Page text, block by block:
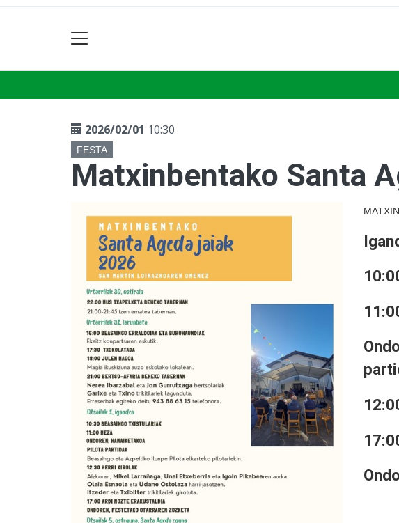
2026/02/01 10:30
FESTA
Matxinbentako Santa